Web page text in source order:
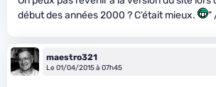
début des années 2000 ? C’était mieux.
"
maestro321
Le 01/04/2015 à 07h45